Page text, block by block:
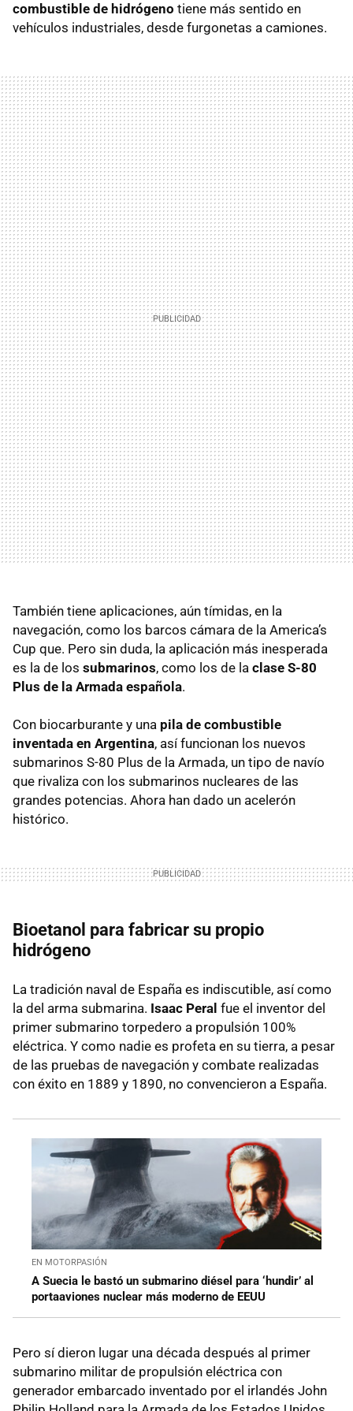
combustible de hidrógeno tiene más sentido en
vehículos industriales, desde furgonetas a camiones.
También tiene aplicaciones, aún tímidas, en la
navegación, como los barcos cámara de la America’s
Cup que. Pero sin duda, la aplicación más inesperada
es la de los submarinos, como los de la clase S-80
Plus de la Armada española.
Con biocarburante y una pila de combustible
inventada en Argentina, así funcionan los nuevos
submarinos S-80 Plus de la Armada, un tipo de navío
que rivaliza con los submarinos nucleares de las
grandes potencias. Ahora han dado un acelerón
histórico.
Bioetanol para fabricar su propio
hidrógeno
La tradición naval de España es indiscutible, así como
la del arma submarina. Isaac Peral fue el inventor del
primer submarino torpedero a propulsión 100%
eléctrica. Y como nadie es profeta en su tierra, a pesar
de las pruebas de navegación y combate realizadas
con éxito en 1889 y 1890, no convencieron a España.
EN MOTORPASIÓN
A Suecia le bastó un submarino diésel para ‘hundir’ al
portaaviones nuclear más moderno de EEUU
Pero sí dieron lugar una década después al primer
submarino militar de propulsión eléctrica con
generador embarcado inventado por el irlandés John